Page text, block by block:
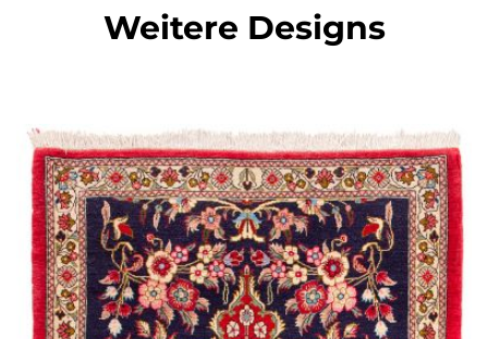
Weitere Designs